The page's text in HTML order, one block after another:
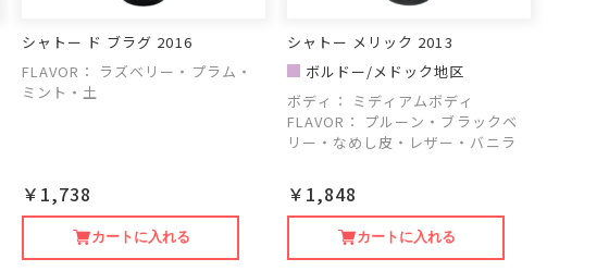
シャトー ド ブラグ 2016
FLAVOR：
ラズベリー・プラム・
ミント・土
￥1,738
カートに入れる
シャトー メリック 2013
ボルドー/メドック地区
ボディ：
ミディアムボディ
FLAVOR： プルーン・ブラックベ
リー・なめし皮・レザー・バニラ
￥1,848
カートに入れる